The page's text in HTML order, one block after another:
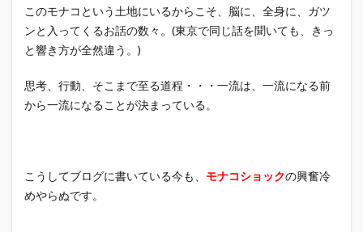
このモナコという土地にいるからこそ、脳に、全身に、ガツ
ンと入ってくるお話の数々。(東京で同じ話を聞いても、きっ
と響き方が全然違う。)
思考、行動、そこまで至る道程・・・一流は、一流になる前
から一流になることが決まっている。
こうしてブログに書いている今も、 モナコショックの興奮冷
めやらぬです。